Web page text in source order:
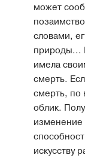
может
словами,
природы...
имела
смерть.
смерть, по
облик.
искусству